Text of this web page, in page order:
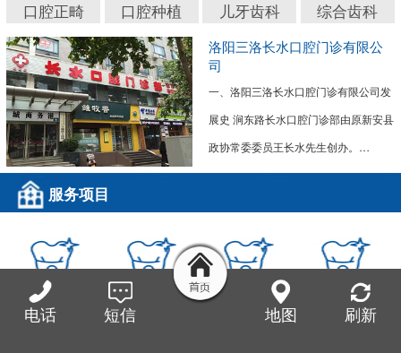
口腔正畸
口腔种植 儿牙齿科 综合齿科
洛阳三洛长水口腔门诊有限公
司
一、洛阳三洛长水口腔门诊有限公司发
展史 涧东路长水口腔门诊部由原新安县
政协常委委员王长水先生创办。…
服务项目
功能性吸附义
齿
口腔检查 口腔内外科 口腔修复
电话 短信 地图 刷新